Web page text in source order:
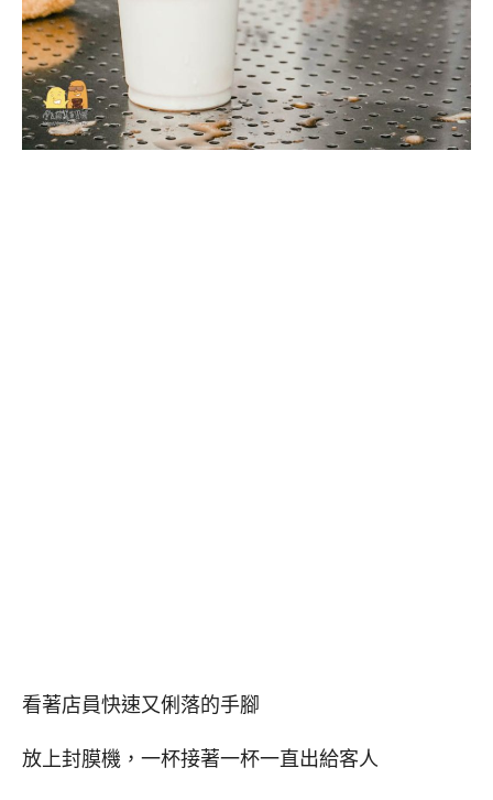
看著店員快速又俐落的手腳
放上封膜機，一杯接著一杯一直出給客人